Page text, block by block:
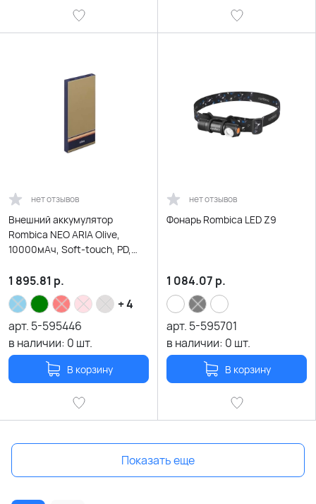
нет отзывов
Внешний аккумулятор
Rombica NEO ARIA Olive,
10000мАч, Soft-touch, PD,
синий
1 895.81 р.
+ 4
арт. 5-595446
в наличии: 0 шт.
В корзину
нет отзывов
Фонарь Rombica LED Z9
1 084.07 р.
арт. 5-595701
в наличии: 0 шт.
В корзину
Показать еще